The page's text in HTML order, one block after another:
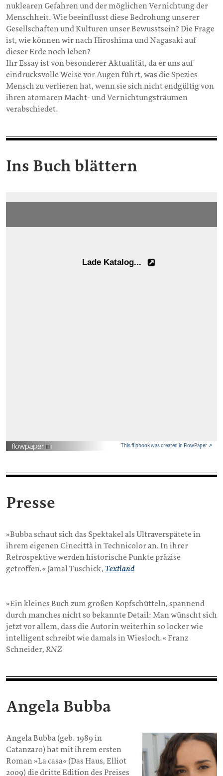
nuklearen Gefahren und der möglichen Vernichtung der
Menschheit. Wie beeinflusst diese Bedrohung unserer
Gesellschaften und Kulturen unser Bewusstsein? Die Frage
ist, wie können wir nach Hiroshima und Nagasaki auf
dieser Erde noch leben?
Ihr Essay ist von besonderer Aktualität, da er uns auf
eindrucksvolle Weise vor Augen führt, was die Spezies
Mensch zu verlieren hat, wenn sie sich nicht endgültig von
ihren atomaren Macht- und Vernichtungsträumen
verabschiedet.
Ins Buch blättern
This flipbook was created in FlowPaper ↗
Presse
»Bubba schaut sich das Spektakel als Ultraverspätete in
ihrem eigenen Cinecittà in Technicolor an. In ihrer
Retrospektive werden historische Punkte präzise
getroffen.« Jamal Tuschick, Textland
»Ein kleines Buch zum großen Kopfschütteln, spannend
durch manches nicht so bekannte Detail: Man wünscht sich
jetzt vor allem, dass die Autorin weiterhin so locker wie
intelligent schreibt wie damals in Wiesloch.« Franz
Schneider, RNZ
Angela Bubba
Angela Bubba (geb. 1989 in
Catanzaro) hat mit ihrem ersten
Roman »La casa« (Das Haus, Elliot
2009) die dritte Edition des Preises